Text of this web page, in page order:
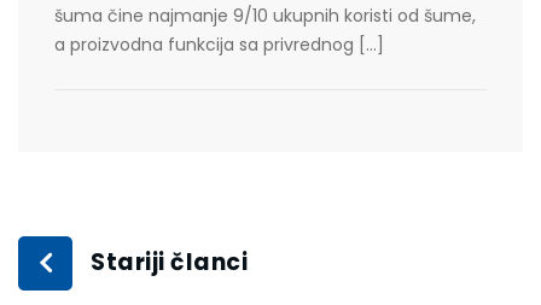
šuma čine najmanje 9/10 ukupnih koristi od šume,
a proizvodna funkcija sa privrednog […]
Stariji članci